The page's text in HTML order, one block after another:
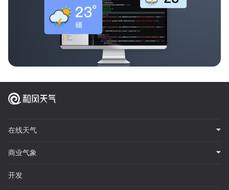
在线天气
商业气象
开发